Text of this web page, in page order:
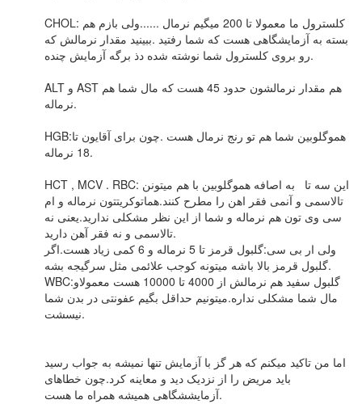
CHOL: کلسترول ما معمولا تا 200 میگیم نرمال ......ولی بازم هم
بسته به آزمایشگاهی هست که شما رفتید .ببینید مقدار نرمالش که
رو بروی کلسترول شما نوشته شده دذ برگه آزمایش چنده.
ALT و AST هم مقدار نرمالشون حدود 45 هست که مال شما هم
نرماله.
HGB:هموگلوبین شما هم تو رنج نرمال هست .چون برای آقایون تا
18 نرماله.
HCT , MCV . RBC: این سه تا به اصافه هموگلوبین با هم میتونن
تالاسمی و آنمی فقر اهن را مطرح کنند.هماتوکریتتون نرماله و ام
سی وی تون هم نرماله و شما از این نظر مشکلی ندارید.یعنی نه
تالاسمی و نه فقر آهن دارید.
ولی ار بی سی:گلبول قرمز تا 5 نرماله و 6 کمی زیاد هست.اگر
گلبول قرمز بالا باشه میتونه کوجب علائمی مثل سرگیجه بشه.
WBC:گلبول سفید هم نرمالش از 4000 تا 10000 هست معمولاو
مال شما مشکلی نداره.میتونیم حداقل بگیم عفونتی در بدن شما
نیسشت.
اما من تاکید میکنم که هر گز با آزمایش تنها نمیشه به جواب رسید
باید مریض را از نزدیک دید و معاینه کرد.چون خطاهای
آزمایششگاهی همیشه همراه ما هست.